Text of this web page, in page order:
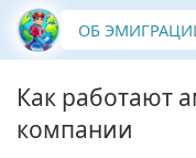
ОБ
Как работают
компании